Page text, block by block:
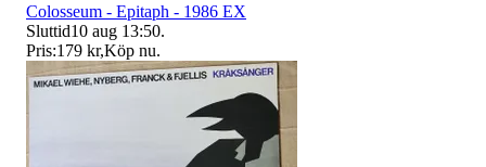
Colosseum - Epitaph - 1986 EX
Sluttid10 aug 13:50.
Pris:179 kr,Köp nu.